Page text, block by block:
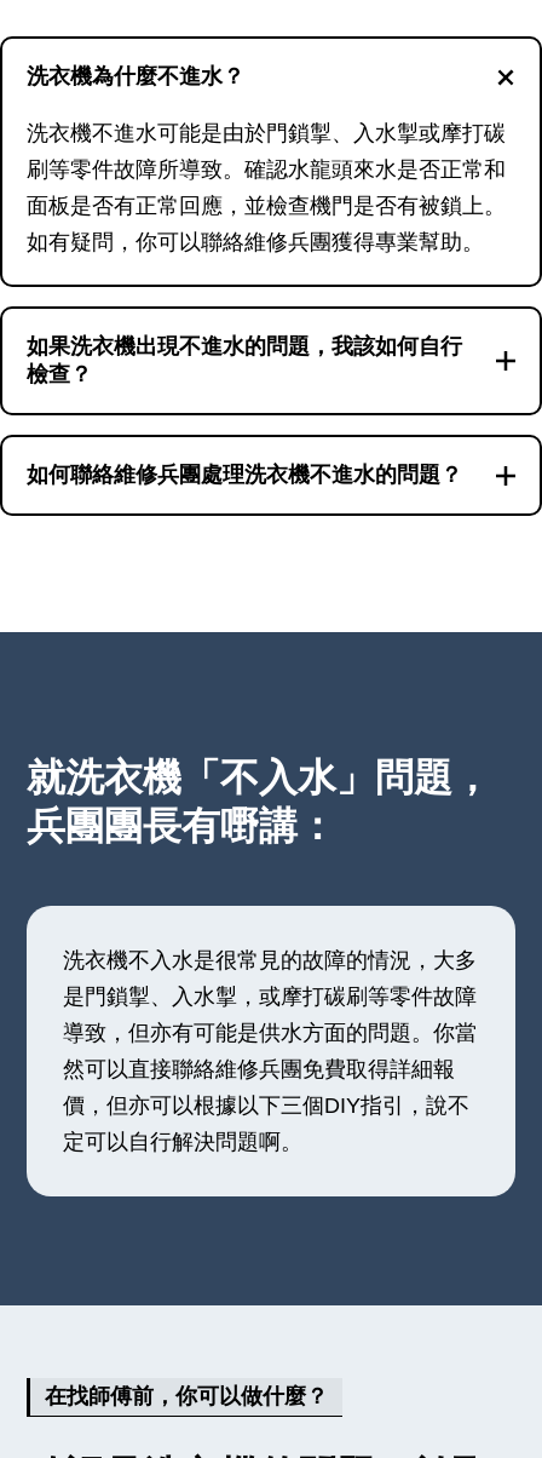
洗衣機為什麼不進水？
洗衣機不進水可能是由於門鎖掣、入水掣或摩打碳
刷等零件故障所導致。確認水龍頭來水是否正常和
面板是否有正常回應，並檢查機門是否有被鎖上。
如有疑問，你可以聯絡維修兵團獲得專業幫助。
如果洗衣機出現不進水的問題，我該如何自行
檢查？
首先確認水龍頭是否正常供水，然後檢查洗衣機面
板是否有異常燈號或聲音，最後檢查洗衣機門鎖是
如何聯絡維修兵團處理洗衣機不進水的問題？
就洗衣機「不入水」問題，
兵團團長有嘢講：
洗衣機不入水是很常見的故障的情況，大多
是門鎖掣、入水掣，或摩打碳刷等零件故障
導致，但亦有可能是供水方面的問題。你當
然可以直接聯絡維修兵團免費取得詳細報
價，但亦可以根據以下三個DIY指引，說不
定可以自行解決問題啊。
在找師傅前，你可以做什麼？